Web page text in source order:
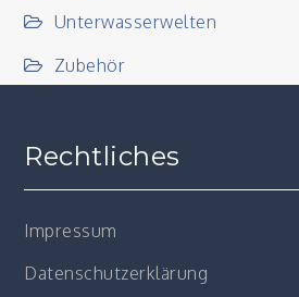
Unterwasserwelten
Zubehör
Rechtliches
Impressum
Datenschutzerklärung